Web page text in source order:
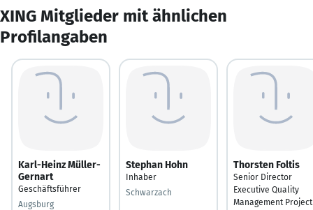
XING Mitglieder mit ähnlichen
Profilangaben
Karl-Heinz Müller-
Gernart
Geschäftsführer
Augsburg
Stephan Hohn
Inhaber
Schwarzach
Thorsten Foltis
Senior Director
Executive Quality
Management Project